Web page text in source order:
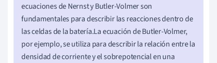
ecuaciones de Nernst y Butler-Volmer son
fundamentales para describir las reacciones dentro de
las celdas de la batería.La ecuación de Butler-Volmer,
por ejemplo, se utiliza para describir la relación entre la
densidad de corriente y el sobrepotencial en una